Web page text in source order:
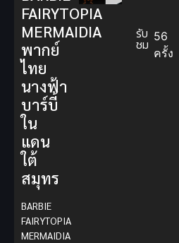
รับ
ชม 56
ครั้ง
FAIRYTOPIA
MERMAIDIA
พากย์
ไทย
นางฟ้า
บาร์บี้
ใน
แดน
ใต้
สมุทร
BARBIE
FAIRYTOPIA
MERMAIDIA